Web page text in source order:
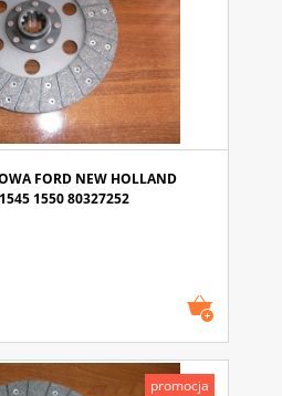
FORD NEW HOLLAND
1550 80327252
promocja